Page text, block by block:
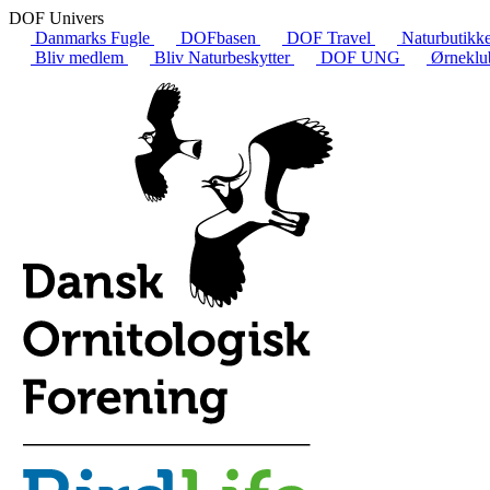
DOF Univers
Danmarks Fugle
DOFbasen DOF Travel
Bliv medlem
Bliv Naturbeskytter DOF UNG